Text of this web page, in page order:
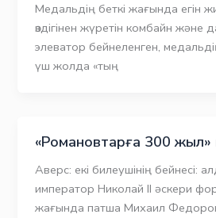
Медальдің беткі жағында егін
өздігінен жүретін комбайн және
элеватор бейнеленген,
үш жолда «тың
«Романовтарға 300 жыл»
Аверс: екі билеушінің бейнесі:
император Николай II әскери
жағында патша Михаил